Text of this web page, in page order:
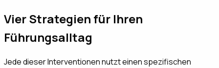
Vier Strategien für Ihren
Führungsalltag
Jede dieser Interventionen nutzt einen spezifischen